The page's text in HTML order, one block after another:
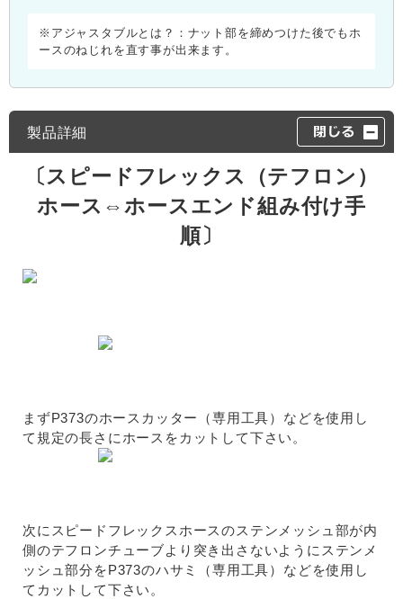
※アジャスタブルとは？：ナット部を締めつけた後でもホ
ースのねじれを直す事が出来ます。
製品詳細
〔スピードフレックス（テフロン）
ホース⇔ホースエンド組み付け手
順〕
まずP373のホースカッター（専用工具）などを使用し
て規定の長さにホースをカットして下さい。
次にスピードフレックスホースのステンメッシュ部が内
側のテフロンチューブより突き出さないようにステンメ
ッシュ部分をP373のハサミ（専用工具）などを使用し
てカットして下さい。